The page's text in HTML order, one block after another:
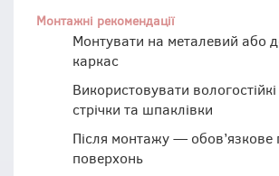
Монтажні рекомендації
Монтувати на металевий або
каркас
Використовувати
стрічки та шпаклівки
Після монтажу — обов’язкове
поверхонь